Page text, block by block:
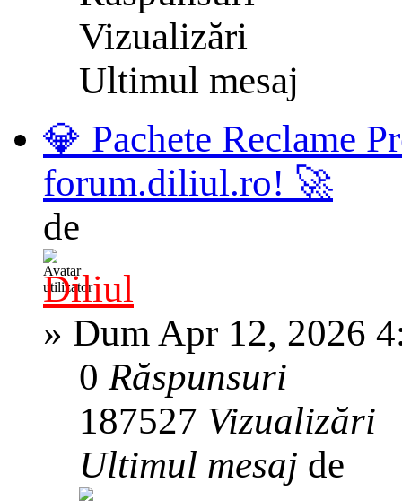
Vizualizări
Ultimul mesaj
💎 Pachete Reclame
forum.diliul.ro! 🚀
de
Diliul
» Dum Apr 12, 2026
0Răspunsuri
187527 Vizualizări
Ultimul mesaj de